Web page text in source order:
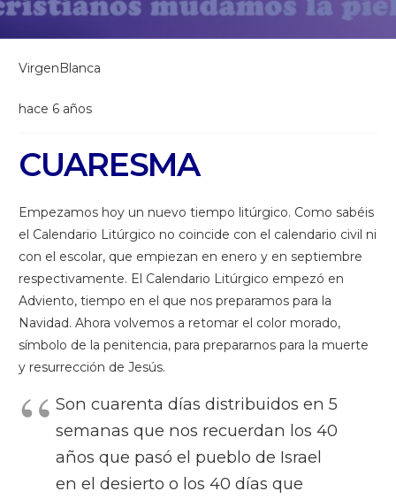
VirgenBlanca
hace 6 años
CUARESMA
Empezamos hoy un nuevo tiempo litúrgico. Como sabéis
el Calendario Litúrgico no coincide con el calendario civil ni
con el escolar, que empiezan en enero y en septiembre
respectivamente. El Calendario Litúrgico empezó en
Adviento, tiempo en el que nos preparamos para la
Navidad. Ahora volvemos a retomar el color morado,
símbolo de la penitencia, para prepararnos para la muerte
y resurrección de Jesús.
Son cuarenta días distribuidos en 5
semanas que nos recuerdan los 40
años que pasó el pueblo de Israel
en el desierto o los 40 días que